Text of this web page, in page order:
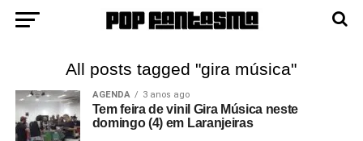
All posts tagged "gira música"
AGENDA 3 anos ago
Tem feira de vinil Gira Música neste
domingo (4) em Laranjeiras